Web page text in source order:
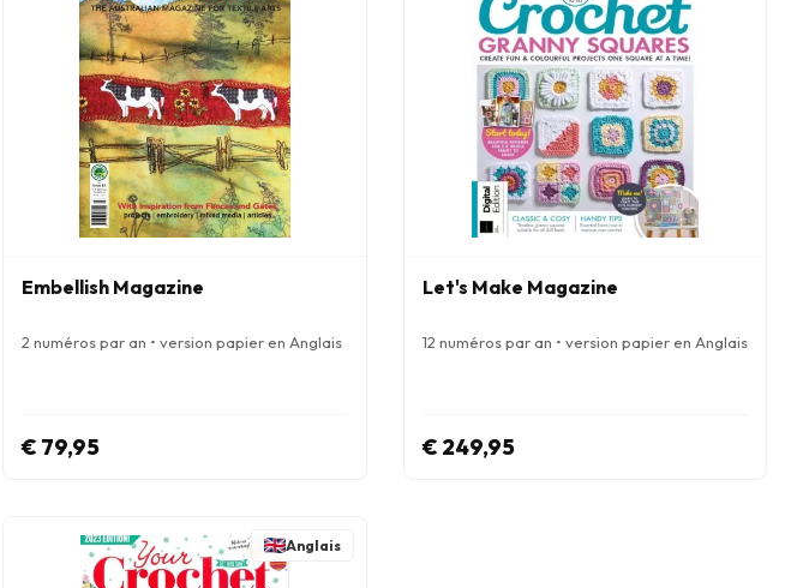
Embellish Magazine
2 numéros par an • version papier en Anglais
€ 79,95
Let's Make Magazine
12 numéros par an • version papier en Anglais
€ 249,95
Anglais